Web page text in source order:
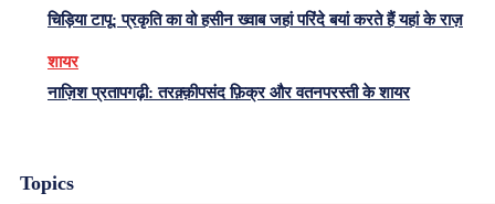
चिड़िया टापू: प्रकृति का वो हसीन ख्वाब जहां परिंदे बयां करते हैं यहां के राज़
शायर
नाज़िश प्रतापगढ़ी: तरक़्क़ीपसंद फ़िक्र और वतनपरस्ती के शायर
Topics